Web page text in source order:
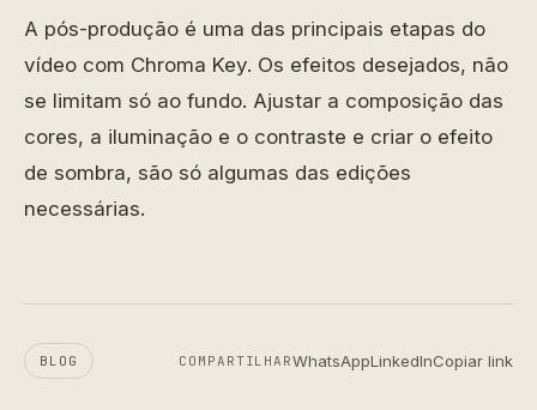
A pós-produção é uma das principais etapas do
vídeo com Chroma Key. Os efeitos desejados, não
se limitam só ao fundo. Ajustar a composição das
cores, a iluminação e o contraste e criar o efeito
de sombra, são só algumas das edições
necessárias.
BLOG COMPARTILHARWhatsAppLinkedInCopiar link